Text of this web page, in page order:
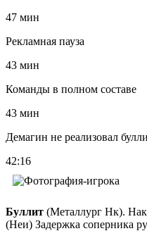
47 мин
Рекламная пауза
43 мин
Команды в полном составе
43 мин
Демагин не реализовал
42:16
Буллит (Металлург Нк).
(Неи) Задержка соперника